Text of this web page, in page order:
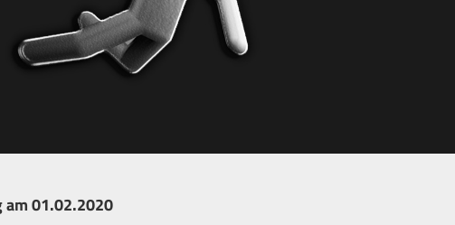
am 01.02.2020